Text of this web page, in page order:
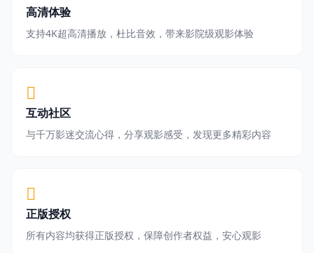
高清体验
支持4K超高清播放，杜比音效，带来影院级观影体验
互动社区
与千万影迷交流心得，分享观影感受，发现更多精彩内容
正版授权
所有内容均获得正版授权，保障创作者权益，安心观影